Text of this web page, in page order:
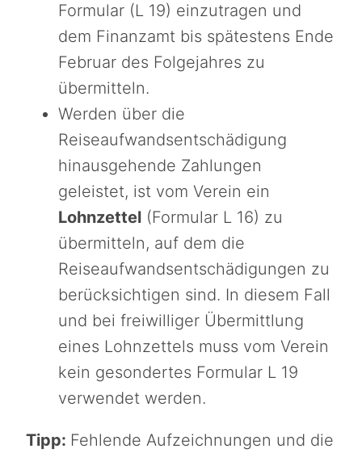
Formular (L 19) einzutragen und
dem Finanzamt bis spätestens Ende
Februar des Folgejahres zu
übermitteln.
Werden über die
Reiseaufwandsentschädigung
hinausgehende Zahlungen
geleistet, ist vom Verein ein
Lohnzettel (Formular L 16) zu
übermitteln, auf dem die
Reiseaufwandsentschädigungen zu
berücksichtigen sind. In diesem Fall
und bei freiwilliger Übermittlung
eines Lohnzettels muss vom Verein
kein gesondertes Formular L 19
verwendet werden.
Tipp: Fehlende Aufzeichnungen und die